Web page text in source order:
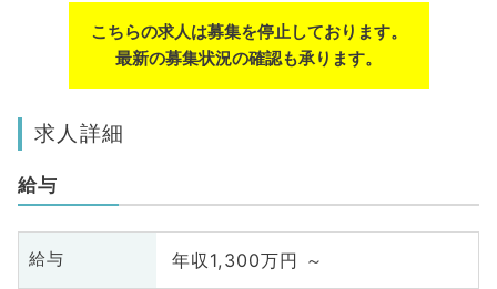
こちらの求人は募集を停止しております。
最新の募集状況の確認も承ります。
求人詳細
給与
給与 年収1,300万円 ～